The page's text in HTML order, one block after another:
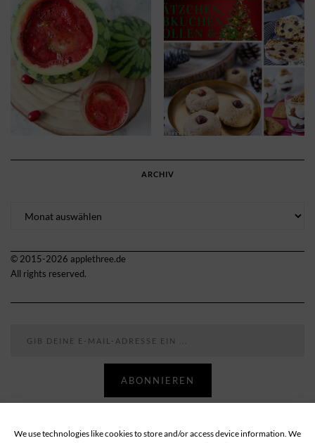
We use technologies like cookies to store and/or access device information. We
ARCHIV
© 2015-2026 applethree.de
All rights reserved.
ABONNIEREN
Follow